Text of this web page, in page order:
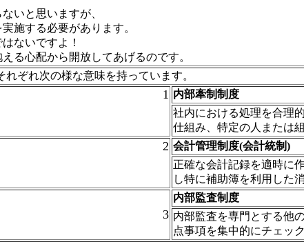
いと思いますが、
施する必要があります。
ないですよ！
る心配から開放してあげるのです。
ぞれ次の様な意味を持っています。
1 内部牽制制度
社内における処理を合理
仕組み、特定の人または
2 会計管理制度(会計統制)
正確な会計記録を適時に
し特に補助簿を利用した
3
内部監査制度
内部監査を専門とする他
点事項を集中的にチェッ